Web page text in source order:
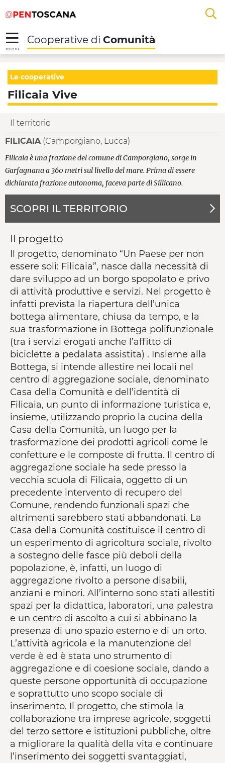
Saltar al contenido principal
alal
menu
Cooperative di Comunità
Filicaia Vive -
Le cooperative
Filicaia Vive
Il territorio
FILICAIA (Camporgiano, Lucca)
Filicaia è una frazione del comune di Camporgiano, sorge in
Garfagnana a 360 metri sul livello del mare. Prima di essere
dichiarata frazione autonoma, faceva parte di Sillicano.
SCOPRI IL TERRITORIO
Il progetto
Il progetto, denominato “Un Paese per non
essere soli: Filicaia”, nasce dalla necessità di
dare sviluppo ad un borgo spopolato e privo
di attività produttive e servizi. Nel progetto è
infatti prevista la riapertura dell’unica
bottega alimentare, chiusa da tempo, e la
sua trasformazione in Bottega polifunzionale
(tra i servizi erogati anche l’affitto di
biciclette a pedalata assistita) . Insieme alla
Bottega, si intende allestire nei locali nel
centro di aggregazione sociale, denominato
Casa della Comunità e dell’identità di
Filicaia, un punto di informazione turistica e,
insieme, utilizzando proprio la cucina della
Casa della Comunità, un luogo per la
trasformazione dei prodotti agricoli come le
confetture e le composte di frutta. Il centro di
aggregazione sociale ha sede presso la
vecchia scuola di Filicaia, oggetto di un
precedente intervento di recupero del
Comune, rendendo funzionali spazi che
altrimenti sarebbero stati abbandonati. La
Casa della Comunità costituisce il centro di
un esperimento di agricoltura sociale, rivolto
a sostegno delle fasce più deboli della
popolazione, è, infatti, un luogo di
aggregazione rivolto a persone disabili,
anziani e minori. All’interno sono stati allestiti
spazi per la didattica, laboratori, una palestra
e un centro di ascolto a cui si abbinano la
presenza di uno spazio esterno e di un orto.
L’attività agricola e la manutenzione del
verde è ed è stata uno strumento di
aggregazione e di coesione sociale, dando a
queste persone opportunità di occupazione
e soprattutto uno scopo sociale di
inserimento. Il progetto, che stimola la
collaborazione tra imprese agricole, soggetti
del terzo settore e istituzioni pubbliche, oltre
a migliorare la qualità della vita e continuare
l’inserimento dei soggetti svantaggiati,